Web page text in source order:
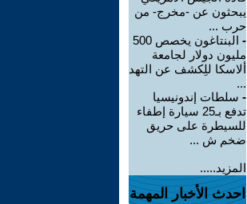
يبحثون عن -مخرج- من
حرب ...
-
البنتاغون يخصص 500
مليون دولار لجامعة
ألاسكا للِكشف عن التهد
...
- سلطات إندونيسيا
تدفع بـ25 سيارة إطفاء
للسيطرة على حريق
ضخم ش ...
المزيد.....
احدث الأخبار المهمة